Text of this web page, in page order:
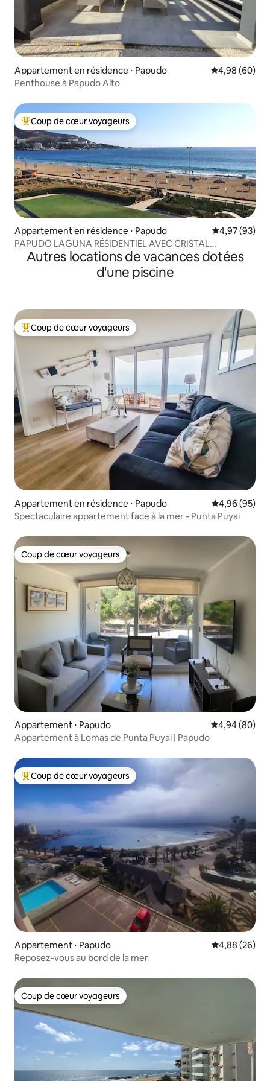
Appartement en résidence ⋅ Papudo Évaluation
4,98 (60)
Penthouse à Papudo Alto
Coups de cœur voyageurs les plus appréciés
Coup de cœur voyageurs
Appartement en résidence ⋅ Papudo Évaluation
4,97 (93)
PAPUDO LAGUNA RÉSIDENTIEL AVEC CRISTAL
LAGOONS
Autres locations de vacances dotées
d'une piscine
Coups de cœur voyageurs les plus appréciés
Coup de cœur voyageurs
Appartement en résidence ⋅ Papudo Évaluation
4,96 (95)
Spectaculaire appartement face à la mer - Punta Puyai
Coup de cœur voyageurs
Coup de cœur voyageurs
Appartement ⋅ Papudo Évaluation
4,94 (80)
Appartement à Lomas de Punta Puyai | Papudo
Coups de cœur voyageurs les plus appréciés
Coup de cœur voyageurs
Appartement ⋅ Papudo Évaluation
4,88 (26)
Reposez-vous au bord de la mer
Coup de cœur voyageurs
Coup de cœur voyageurs